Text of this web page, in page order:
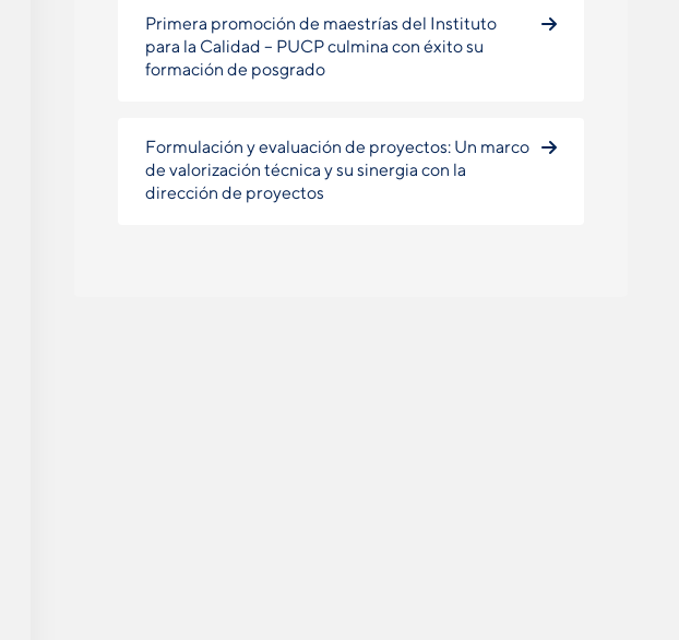
Primera promoción de maestrías del Instituto
para la Calidad – PUCP culmina con éxito su
formación de posgrado
Formulación y evaluación de proyectos: Un marco
de valorización técnica y su sinergia con la
dirección de proyectos